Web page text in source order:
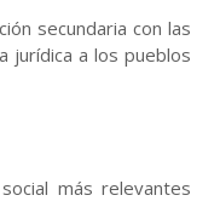
secundaria con las
jurídica a los pueblos
más relevantes